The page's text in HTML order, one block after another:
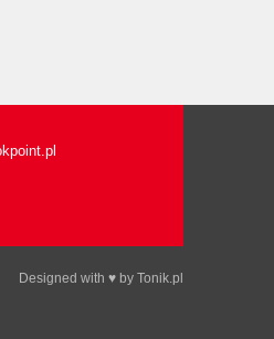
Designed with ♥ by Tonik.pl